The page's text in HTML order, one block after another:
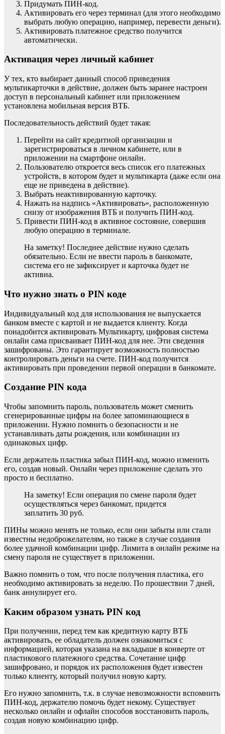
Придумать ПИН-код.
Активировать его через терминал (для этого необходимо
выбрать любую операцию, например, перевести деньги).
Активировать платежное средство получится
автоматически.
Активация через личный кабинет
У тех, кто выбирает данный способ приведения
мультикарточки в действие, должен быть заранее настроен
доступ в персональный кабинет или приложением
установлена мобильная версия ВТБ.
Последовательность действий будет такая:
Перейти на сайт кредитной организации и
зарегистрироваться в личном кабинете, или в
приложении на смартфоне онлайн.
Пользователю откроется весь список его платежных
устройств, в котором будет и мультикарта (даже если она
еще не приведена в действие).
Выбрать неактивированную карточку.
Нажать на надпись «Активировать», расположенную
снизу от изображения ВТБ и получить ПИН-код.
Привести ПИН-код в активное состояние, совершив
любую операцию в терминале.
На заметку! Последнее действие нужно сделать
обязательно. Если не ввести пароль в банкомате,
система его не зафиксирует и карточка будет не
активна.
Что нужно знать о PIN коде
Индивидуальный код для использования не выпускается
банком вместе с картой и не выдается клиенту. Когда
понадобится активировать Мультикарту, цифровая система
онлайн сама присваивает ПИН-код для нее. Эти сведения
зашифрованы. Это гарантирует возможность полностью
контролировать деньги на счете. ПИН-код получится
активировать при проведении первой операции в банкомате.
Создание PIN кода
Чтобы запомнить пароль, пользователь может сменить
сгенерированные цифры на более запоминающиеся в
приложении. Нужно помнить о безопасности и не
устанавливать даты рождения, или комбинации из
одинаковых цифр.
Если держатель пластика забыл ПИН-код, можно изменить
его, создав новый. Онлайн через приложение сделать это
просто и бесплатно.
На заметку! Если операция по смене пароля будет
осуществляться через банкомат, придется
заплатить 30 руб.
ПИНы можно менять не только, если они забыты или стали
известны недоброжелателям, но также в случае создания
более удачной комбинации цифр. Лимита в онлайн режиме на
смену пароля не существует в приложении.
Важно помнить о том, что после получения пластика, его
необходимо активировать за неделю. По прошествии 7 дней,
банк аннулирует его.
Каким образом узнать PIN код
При получении, перед тем как кредитную карту ВТБ
активировать, ее обладатель должен ознакомиться с
информацией, которая указана на вкладыше в конверте от
пластикового платежного средства. Сочетание цифр
зашифровано, и порядок их расположения будет известен
только клиенту, который получил новую карту.
Его нужно запомнить, т.к. в случае невозможности вспомнить
ПИН-код, держателю помочь будет некому. Существует
несколько онлайн и офлайн способов восстановить пароль,
создав новую комбинацию цифр.